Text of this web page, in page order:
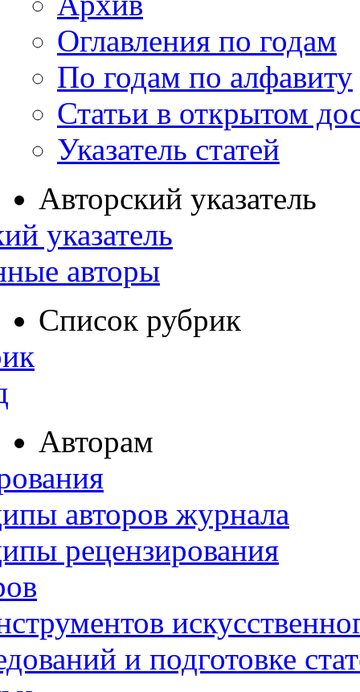
Оглавления по годам
По годам по алфавиту
Статьи в открытом
Указатель статей
Авторский указатель
указатель
авторы
Список рубрик
Авторам
авторов журнала
рецензирования
и подготовке